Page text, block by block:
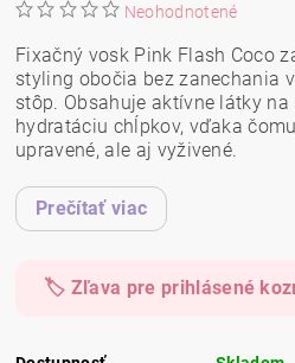
Neohodnotené
Fixačný vosk Pink Flash Coco
styling obočia bez zanechania
stôp. Obsahuje aktívne látky
hydratáciu chĺpkov, vďaka
upravené, ale aj vyživené.
Prečítať viac
🏷️ Zľava pre prihlásené